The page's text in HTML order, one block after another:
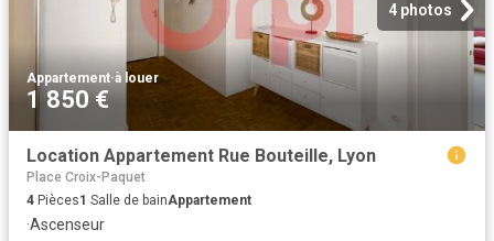
4 photos
Appartement·à louer
1 850 €
Location Appartement Rue Bouteille, Lyon
Place Croix-Paquet
4 Pièces1 Salle de bainAppartement
·Ascenseur